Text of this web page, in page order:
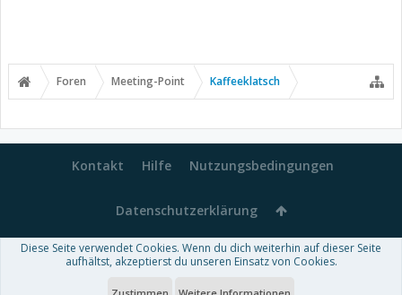
Foren Meeting-Point Kaffeeklatsch
Kontakt Hilfe Nutzungsbedingungen
Datenschutzerklärung
Forum software by XenForo™-Deutsch von xenDach
Theme designed byThemeHouse
Diese Seite verwendet Cookies. Wenn du dich weiterhin auf dieser Seite
aufhältst, akzeptierst du unseren Einsatz von Cookies.